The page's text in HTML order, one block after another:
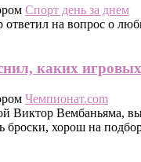
Спорт день за днем
на вопрос о
каких игровых
Чемпионат.com
Виктор Вембаньяма,
хорош на